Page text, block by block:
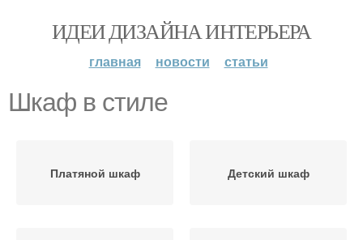
ИДЕИ ДИЗАЙНА ИНТЕРЬЕРА
главная новости статьи
Шкаф в стиле
Платяной шкаф Детский шкаф